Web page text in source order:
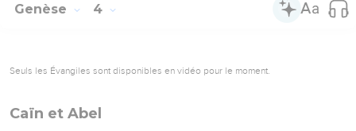
Genèse 4
Seuls les Évangiles sont disponibles en vidéo pour le moment.
Caïn et Abel